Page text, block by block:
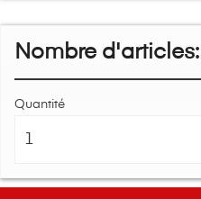
Nombre d'articles:
Quantité